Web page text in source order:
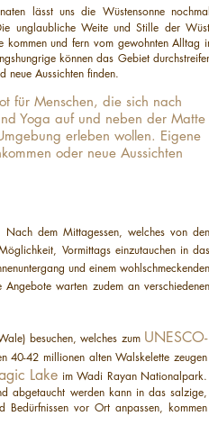
lässt uns die Wüstensonne
unglaubliche Weite und Stille der
kommen und fern vom gewohnten Alltag
können das Gebiet
neue Aussichten finden.
für Menschen, die sich nach
Yoga auf und neben der Matte
erleben wollen. Eigene
oder neue Aussichten
Nach dem Mittagessen, welches von den
Vormittags einzutauchen in das
und einem wohlschmeckenden
warten zudem an verschiedenen
besuchen, welches zum UNESCO-
40-42 millionen alten Walskelette zeugen
Lake im Wadi Rayan Nationalpark.
abgetaucht werden kann in das salzige,
vor Ort anpassen, kommen